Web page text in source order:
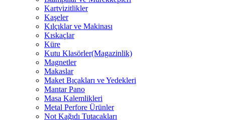
Kartvizitlikler
Kaşeler
Kılçıklar ve Makinası
Kıskaçlar
Küre
Kutu Klasörler(Magazinlik)
Magnetler
Makaslar
Maket Bıçakları ve Yedekleri
Mantar Pano
Masa Kalemlikleri
Metal Perfore Ürünler
Not Kağıdı Tutacakları